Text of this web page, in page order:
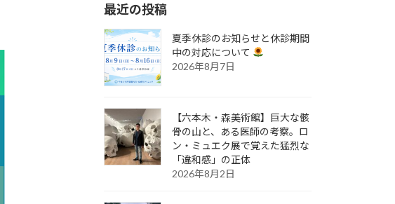
最近の投稿
夏季休診のお知らせと休診期間
中の対応について
2026年8月7日
【六本木・森美術館】巨大な骸
骨の山と、ある医師の考察。ロ
ン・ミュエク展で覚えた猛烈な
「違和感」の正体
2026年8月2日